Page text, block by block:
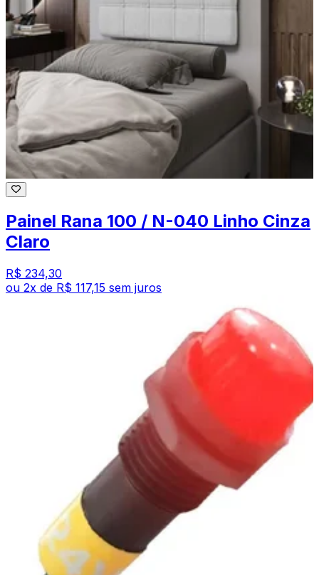
Painel Rana 100 / N-040 Linho Cinza
Claro
R$ 234,30
ou 2x de R$ 117,15 sem juros